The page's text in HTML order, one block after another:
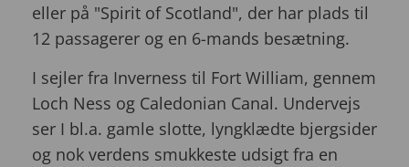
eller på "Spirit of Scotland", der har plads til
12 passagerer og en 6-mands besætning.
I sejler fra Inverness til Fort William, gennem
Loch Ness og Caledonian Canal. Undervejs
ser I bl.a. gamle slotte, lyngklædte bjergsider
og nok verdens smukkeste udsigt fra en